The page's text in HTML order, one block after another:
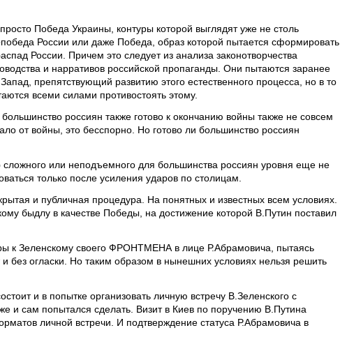
Победа Украины, контуры которой выглядят уже не столь
России или даже Победа, образ которой пытается сформировать
России. Причем это следует из анализа законотворчества
и нарративов российской пропаганды. Они пытаются заранее
Запад, препятствующий развитию этого естественного процесса, но в то
всеми силами противостоять этому.
россиян также готово к окончанию войны также не совсем
от войны, это бесспорно. Но готово ли большинство россиян
сложного или неподъемного для большинства россиян уровня еще не
только после усиления ударов по столицам.
и публичная процедура. На понятных и известных всем условиях.
быдлу в качестве Победы, на достижение которой В.Путин поставил
к Зеленскому своего ФРОНТМЕНА в лице Р.Абрамовича, пытаясь
без огласки. Но таким образом в нынешних условиях нельзя решить
и в попытке организовать личную встречу В.Зеленского с
и сам попытался сделать. Визит в Киев по поручению В.Путина
личной встречи. И подтверждение статуса Р.Абрамовича в